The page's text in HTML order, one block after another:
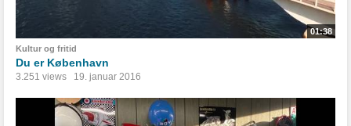
01:38
Kultur og fritid
Du er København
3.251 views 19. januar 2016